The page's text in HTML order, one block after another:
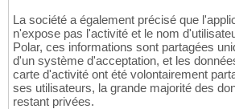
La société a également précisé que
n'expose pas l'activité et le nom
Polar, ces informations sont partagées
d'un système d'acceptation, et les
carte d'activité ont été volontairement
ses utilisateurs, la grande majorité des
restant privées.